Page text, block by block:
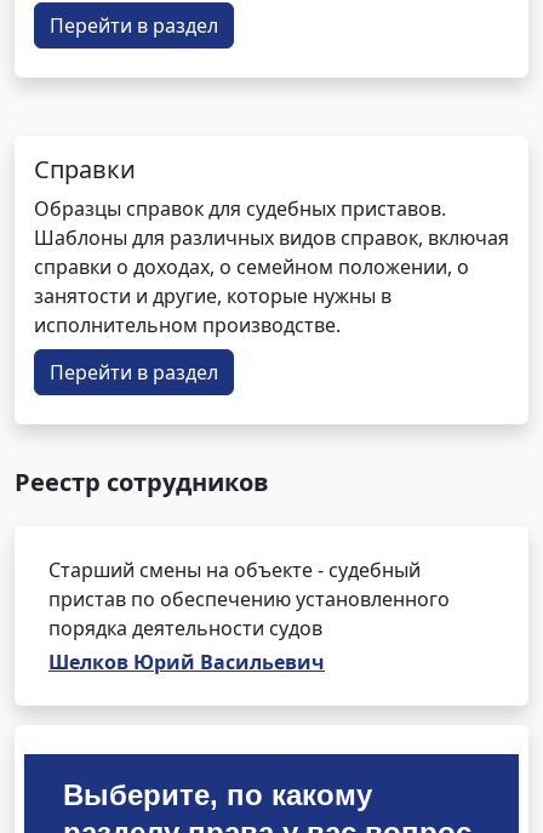
Перейти в раздел
Справки
Образцы справок для судебных приставов.
Шаблоны для различных видов справок, включая
справки о доходах, о семейном положении, о
занятости и другие, которые нужны в
исполнительном производстве.
Перейти в раздел
Реестр сотрудников
Старший смены на объекте - судебный
пристав по обеспечению установленного
порядка деятельности судов
Шелков Юрий Васильевич